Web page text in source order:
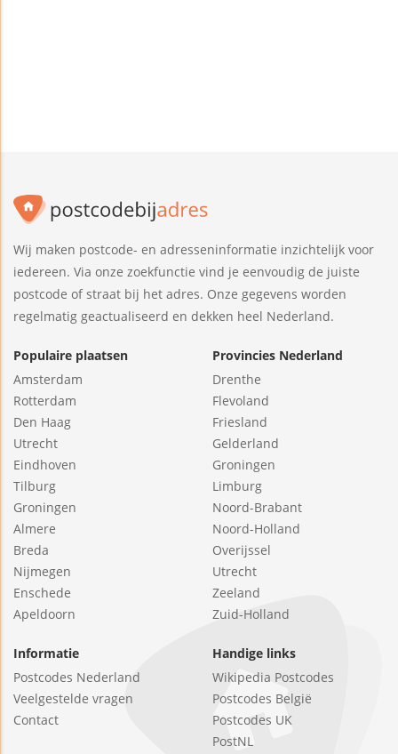
Wij maken postcode- en adresseninformatie inzichtelijk voor
iedereen. Via onze zoekfunctie vind je eenvoudig de juiste
postcode of straat bij het adres. Onze gegevens worden
regelmatig geactualiseerd en dekken heel Nederland.
Populaire plaatsen
Amsterdam
Rotterdam
Den Haag
Utrecht
Eindhoven
Tilburg
Groningen
Almere
Breda
Nijmegen
Enschede
Apeldoorn
Provincies Nederland
Drenthe
Flevoland
Friesland
Gelderland
Groningen
Limburg
Noord-Brabant
Noord-Holland
Overijssel
Utrecht
Zeeland
Zuid-Holland
Informatie
Postcodes Nederland
Veelgestelde vragen
Contact
Handige links
Wikipedia Postcodes
Postcodes België
Postcodes UK
PostNL